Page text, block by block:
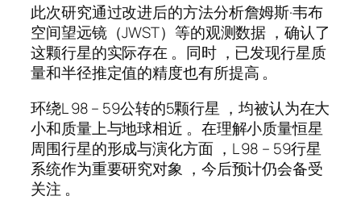
此次研究通过改进后的方法分析詹姆斯·韦布
空间望远镜（JWST）等的观测数据 ，确认了
这颗行星的实际存在 。同时 ，已发现行星质
量和半径推定值的精度也有所提高 。
环绕L 98 – 59公转的5颗行星 ，均被认为在大
小和质量上与地球相近 。在理解小质量恒星
周围行星的形成与演化方面 ，L 98 – 59行星
系统作为重要研究对象 ，今后预计仍会备受
关注 。